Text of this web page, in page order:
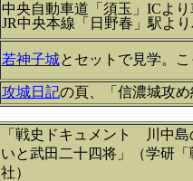
中央自動車道「須玉」ICより
JR中央本線「日野春」駅
若神子城とセットで見学。
攻城日記の頁、「信濃城攻
「戦史ドキュメント 川中
いと武田二十四将」（学研
社）